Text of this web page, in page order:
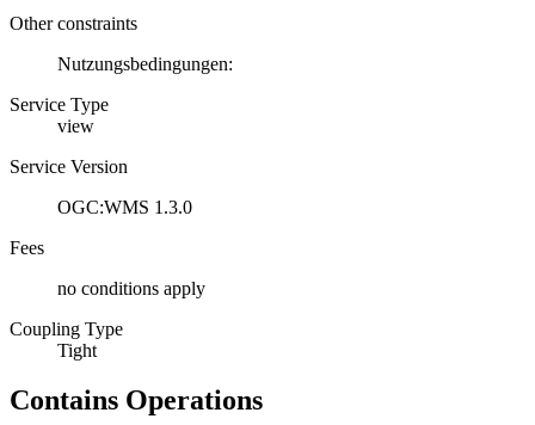
Other constraints
Nutzungsbedingungen:
Service Type
view
Service Version
OGC:WMS 1.3.0
Fees
no conditions apply
Coupling Type
Tight
Contains Operations